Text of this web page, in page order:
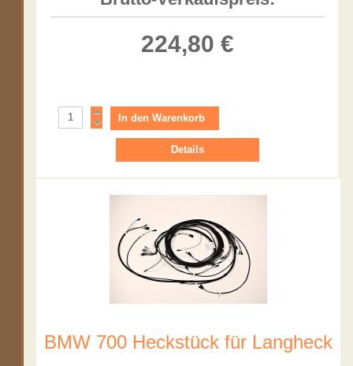
224,80 €
Details
BMW 700 Heckstück für Langheck